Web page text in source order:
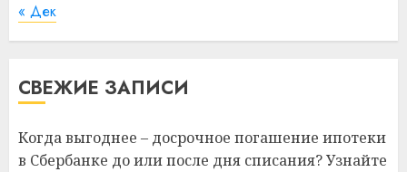
« Дек
СВЕЖИЕ ЗАПИСИ
Когда выгоднее – досрочное погашение ипотеки
в Сбербанке до или после дня списания? Узнайте